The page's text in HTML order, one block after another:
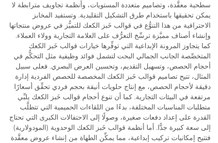
سطحية معقَّدة، وتصاميم متعددة المستويات، وأنظمة تجاويف مترابطة لا
يمكن تحقيقها باستخدام طرق التشكيل التقليدية. وتستفيد المخابز
الاحترافية من هذا التنوُّع في قوالب خَبز الكعك للتميُّز في عروض منتجاتها
وإنشاء أصناف مميَّزة ترسِّخ التعرُّف على العلامة التجارية وولاء العملاء.
كما يتجاوز المرونة الإبداعية التي توفِّرها خيارات قوالب خَبز الكعك
المتخصِّصة الجانب الجمالي البحت لتشمل فوائد وظيفية مثل التحكُّم في
أحجام الحصص، وتسهيل التقديم، وتحسين العرض البصري. فعلى سبيل
المثال، تتيح تصاميم قوالب خَبز الكعك المخصصة للحصص الفردية إدارة
دقيقة لأحجام الحصص، مع إنتاج حلويات أنيقة بحجم فردي تحقِّق أسعارًا
مرتفعة في البيئات التجارية. كما أن تنوع أحجام قوالب خَبز الكعك يلبِّي
متطلبات المناسبات المختلفة، بدءًا من اللقاءات الحميمية التي تتطلَّب
القدرة على إعداد دفعات صغيرة، وصولًا إلى الاحتفالات الكبرى التي تحتاج
إلى سعة كبيرة جدًّا. أما أنظمة قوالب خَبز الكعك الوحدوية (المودولارية)
فتتيح إمكانيات تركيب إبداعية، مما يمكِّن الطهاة من إنشاء عروض معقَّدة